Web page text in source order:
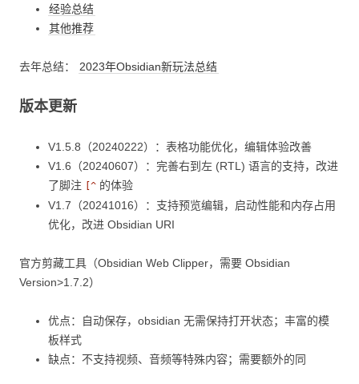
经验总结
其他推荐
去年总结： 2023年Obsidian新玩法总结
版本更新
V1.5.8（20240222）：表格功能优化，编辑体验改善
V1.6（20240607）：完善右到左 (RTL) 语言的支持，改进
了脚注
[^ 的体验
V1.7（20241016）：支持预览编辑，启动性能和内存占用
优化，改进 Obsidian URI
官方剪藏工具（Obsidian Web Clipper，需要 Obsidian
Version>1.7.2）
优点：自动保存，obsidian 无需保持打开状态；丰富的模
板样式
缺点：不支持视频、音频等特殊内容；需要额外的同